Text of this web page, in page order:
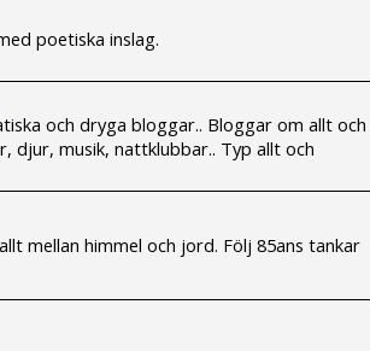
poetiska inslag.
och dryga bloggar.. Bloggar om allt och
djur, musik, nattklubbar.. Typ allt och
mellan himmel och jord. Följ 85ans tankar